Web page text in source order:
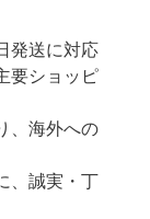
発送に対応
要ショッピ
、海外への
、誠実・丁